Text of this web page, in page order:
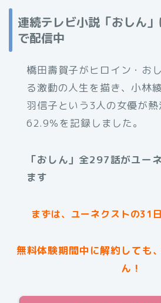
連続テレビ小説「おしん
で配信中
橋田壽賀子がヒロイン・お
る激動の人生を描き、小林
羽信子という3人の女優が
62.9％を記録しました。
「おしん」全297話がユー
ます
まずは、ユーネクストの31
無料体験期間中に解約しても
ん！